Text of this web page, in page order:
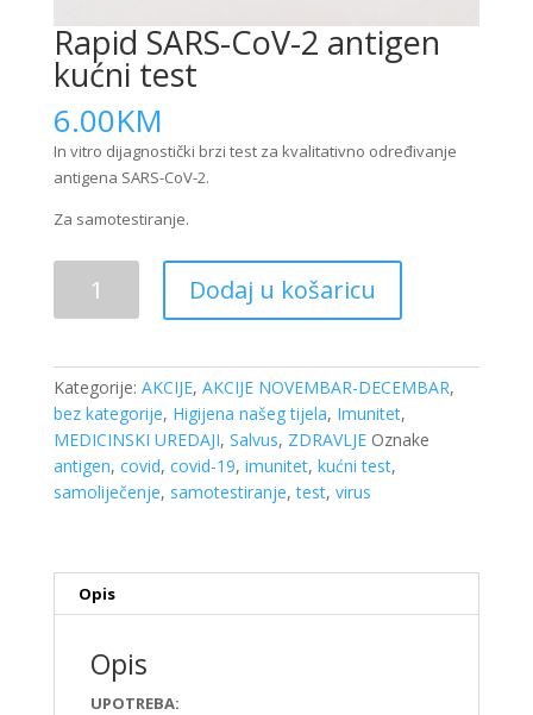
Rapid SARS-CoV-2 antigen
kućni test
6.00KM
In vitro dijagnostički brzi test za kvalitativno određivanje
antigena SARS-CoV-2.
Za samotestiranje.
CoV-
antigen
kućni
test
količina
Dodaj u košaricu
Kategorije: AKCIJE, AKCIJE NOVEMBAR-DECEMBAR,
bez kategorije, Higijena našeg tijela, Imunitet,
MEDICINSKI UREDAJI, Salvus, ZDRAVLJE Oznake
antigen, covid, covid-19, imunitet, kućni test,
samoliječenje, samotestiranje,test, virus
Opis
Opis
UPOTREBA: